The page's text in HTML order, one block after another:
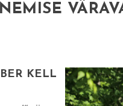
KELL